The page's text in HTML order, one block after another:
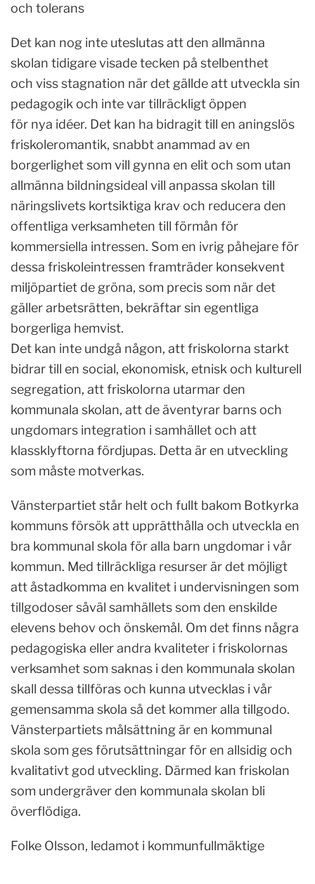
och tolerans
Det kan nog inte uteslutas att den allmänna
skolan tidigare visade tecken på stelbenthet
och viss stagnation när det gällde att utveckla sin
pedagogik och inte var tillräckligt öppen
för nya idéer. Det kan ha bidragit till en aningslös
friskoleromantik, snabbt anammad av en
borgerlighet som vill gynna en elit och som utan
allmänna bildningsideal vill anpassa skolan till
näringslivets kortsiktiga krav och reducera den
offentliga verksamheten till förmån för
kommersiella intressen. Som en ivrig påhejare för
dessa friskoleintressen framträder konsekvent
miljöpartiet de gröna, som precis som när det
gäller arbetsrätten, bekräftar sin egentliga
borgerliga hemvist.
Det kan inte undgå någon, att friskolorna starkt
bidrar till en social, ekonomisk, etnisk och kulturell
segregation, att friskolorna utarmar den
kommunala skolan, att de äventyrar barns och
ungdomars integration i samhället och att
klassklyftorna fördjupas. Detta är en utveckling
som måste motverkas.
Vänsterpartiet står helt och fullt bakom Botkyrka
kommuns försök att upprätthålla och utveckla en
bra kommunal skola för alla barn ungdomar i vår
kommun. Med tillräckliga resurser är det möjligt
att åstadkomma en kvalitet i undervisningen som
tillgodoser såväl samhällets som den enskilde
elevens behov och önskemål. Om det finns några
pedagogiska eller andra kvaliteter i friskolornas
verksamhet som saknas i den kommunala skolan
skall dessa tillföras och kunna utvecklas i vår
gemensamma skola så det kommer alla tillgodo.
Vänsterpartiets målsättning är en kommunal
skola som ges förutsättningar för en allsidig och
kvalitativt god utveckling. Därmed kan friskolan
som undergräver den kommunala skolan bli
överflödiga.
Folke Olsson, ledamot i kommunfullmäktige